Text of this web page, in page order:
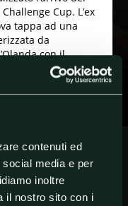
contenuti ed
media e per
inoltre
il nostro sito con i
Cup. L’ex
tappa ad una
da
con il
Messico con il
all’Australia.